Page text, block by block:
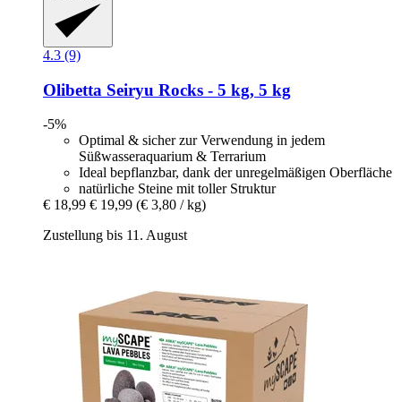
4.3 (9)
Olibetta Seiryu Rocks -​ 5 kg, 5 kg
-5%
Optimal & sicher zur Verwendung in jedem
Süßwasseraquarium & Terrarium
Ideal bepflanzbar, dank der unregelmäßigen Oberfläche
natürliche Steine mit toller Struktur
€ 18,99 € 19,99 (€ 3,80 / kg)
Zustellung bis 11. August